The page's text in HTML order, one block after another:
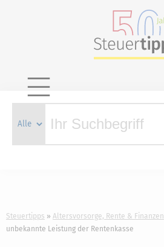
Steuertipps Altersvorsorge, Rente & Finanzen
unbekannte Leistung der Rentenkasse